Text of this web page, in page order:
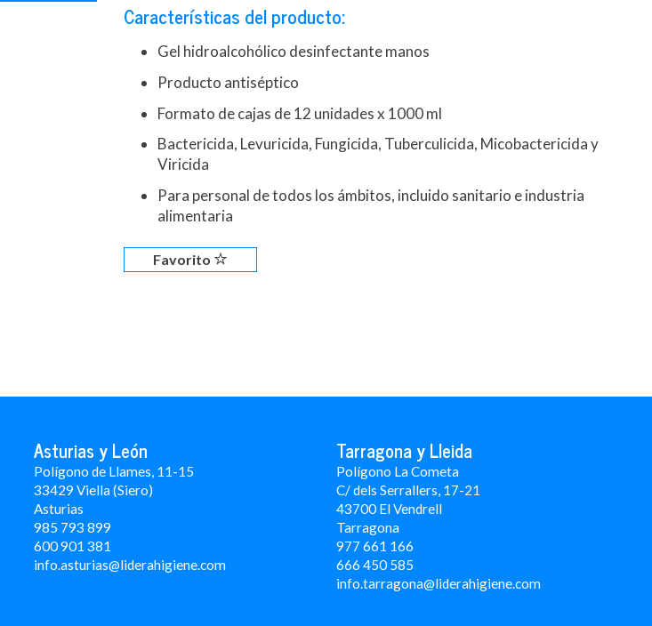
Características del producto:
Gel hidroalcohólico desinfectante manos
Producto antiséptico
Formato de cajas de 12 unidades x 1000 ml
Bactericida, Levuricida, Fungicida, Tuberculicida, Micobactericida y
Viricida
Para personal de todos los ámbitos, incluido sanitario e industria
alimentaria
Favorito
Asturias y León
Polígono de Llames, 11-15
33429 Viella (Siero)
Asturias
985 793 899
600 901 381
info.asturias@liderahigiene.com
Tarragona y Lleida
Polígono La Cometa
C/ dels Serrallers, 17-21
43700 El Vendrell
Tarragona
977 661 166
666 450 585
info.tarragona@liderahigiene.com